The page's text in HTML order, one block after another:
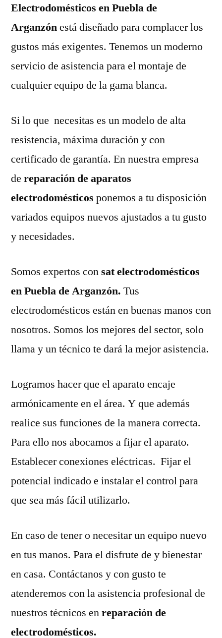
Electrodomésticos en Puebla de
Arganzónestá diseñado para complacer los
gustos más exigentes. Tenemos un moderno
servicio de asistencia para el montaje de
cualquier equipo de la gama blanca.
Si lo que necesitas es un modelo de alta
resistencia, máxima duración y con
certificado de garantía. En nuestra empresa
de reparación de aparatos
electrodomésticos ponemos a tu disposición
variados equipos nuevos ajustados a tu gusto
y necesidades.
Somos expertos consat electrodomésticos
en Puebla de Arganzón. Tus
electrodomésticos están en buenas manos con
nosotros. Somos los mejores del sector, solo
llama y un técnico te dará la mejor asistencia.
Logramos hacer que el aparato encaje
armónicamente en el área. Y que además
realice sus funciones de la manera correcta.
Para ello nos abocamos a fijar el aparato.
Establecer conexiones eléctricas. Fijar el
potencial indicado e instalar el control para
que sea más fácil utilizarlo.
En caso de tener o necesitar un equipo nuevo
en tus manos. Para el disfrute de y bienestar
en casa. Contáctanos y con gusto te
atenderemos con la asistencia profesional de
nuestros técnicos enreparación de
electrodomésticos.